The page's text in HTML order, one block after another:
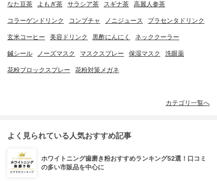
なた豆茶 よもぎ茶 サラシア茶 スギナ茶 高麗人参茶
コラーゲンドリンク コンブチャ ノニジュース プラセンタドリンク
玄米コーヒー 美容ドリンク 黒酢にんにく ネッククーラー
鍼シール ノーズマスク マスクスプレー 保湿マスク 洗眼薬
花粉ブロックスプレー 花粉対策メガネ
カテゴリ一覧へ
よく見られている人気おすすめ記事
ホワイトニング歯磨き粉おすすめランキング52選！口コミ
の多い市販品を中心に